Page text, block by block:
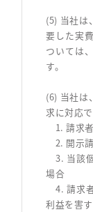
(5) 当社は
要した実
ついては
す。
(6) 当社は
求に対応
1. 請求
2. 開示
3. 当該
場合
4. 請求
利益を害